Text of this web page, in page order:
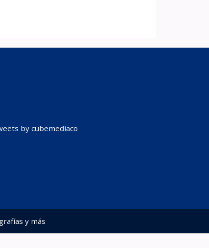
by cubemediaco
y más